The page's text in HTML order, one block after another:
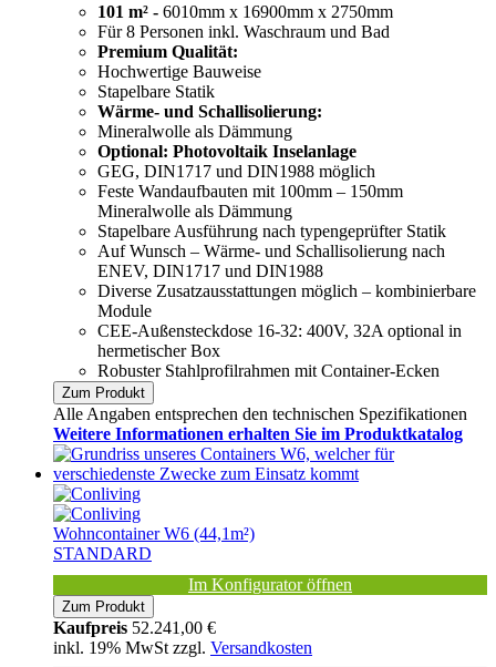
101 m² - 6010mm x 16900mm x 2750mm
Für 8 Personen inkl. Waschraum und Bad
Premium Qualität:
Hochwertige Bauweise
Stapelbare Statik
Wärme- und Schallisolierung:
Mineralwolle als Dämmung
Optional: Photovoltaik Inselanlage
GEG, DIN1717 und DIN1988 möglich
Feste Wandaufbauten mit 100mm – 150mm
Mineralwolle als Dämmung
Stapelbare Ausführung nach typengeprüfter Statik
Auf Wunsch – Wärme- und Schallisolierung nach
ENEV, DIN1717 und DIN1988
Diverse Zusatzausstattungen möglich – kombinierbare
Module
CEE-Außensteckdose 16-32: 400V, 32A optional in
hermetischer Box
Robuster Stahlprofilrahmen mit Container-Ecken
Zum Produkt
Alle Angaben entsprechen den technischen Spezifikationen
Weitere Informationen erhalten Sie im Produktkatalog
Wohncontainer W6 (44,1m²)
STANDARD
Im Konfigurator öffnen
Zum Produkt
Kaufpreis 52.241,00 €
inkl. 19% MwSt zzgl. Versandkosten